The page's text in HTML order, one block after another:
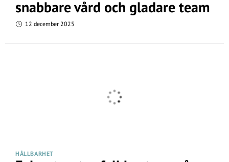
snabbare vård och gladare team
12 december 2025
HÅLLBARHET